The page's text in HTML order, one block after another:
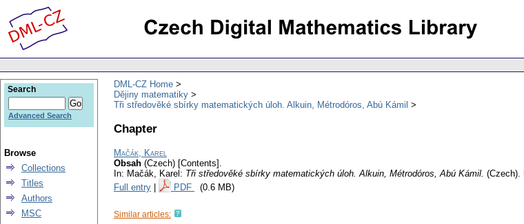
DML-CZ Home
Dějiny matematiky
Tři středověké sbírky matematických úloh. Alkuin, Métrodóros, Abú Kámil
Chapter
Mačák, Karel
Obsah (Czech) [Contents].
In: Mačák, Karel: Tři středověké sbírky matematických úloh. Alkuin, Métrodóros, Abú Kámil. (Czech).
Full entry
PDF (0.6 MB)
Similar articles:
Search
Advanced Search
Browse
Collections
Titles
Authors
MSC